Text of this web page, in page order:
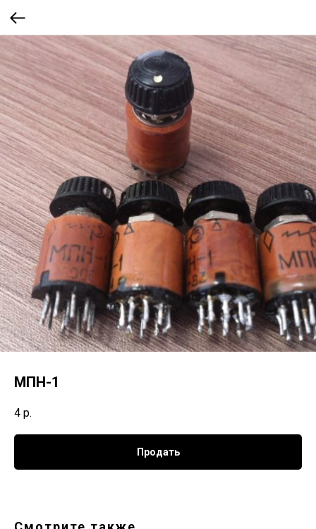
МПН-1
4 р.
Продать